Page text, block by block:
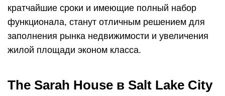
кратчайшие сроки и имеющие полный набор
функционала, станут отличным решением для
заполнения рынка недвижимости и увеличения
жилой площади эконом класса.
The Sarah House в Salt Lake City